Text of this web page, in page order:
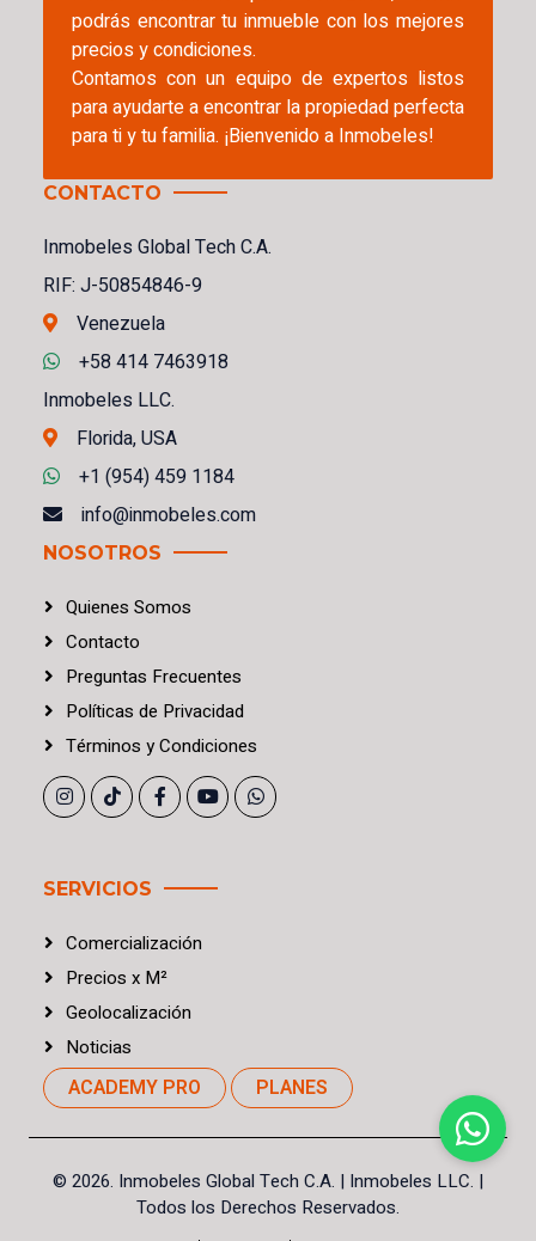
podrás encontrar tu inmueble con los mejores
precios y condiciones.
Contamos con un equipo de expertos listos
para ayudarte a encontrar la propiedad perfecta
para ti y tu familia. ¡Bienvenido a Inmobeles!
CONTACTO
Inmobeles Global Tech C.A.
RIF: J-50854846-9
Venezuela
+58 414 7463918
Inmobeles LLC.
Florida, USA
+1 (954) 459 1184
info@inmobeles.com
NOSOTROS
Quienes Somos
Contacto
Preguntas Frecuentes
Políticas de Privacidad
Términos yCondiciones
SERVICIOS
Comercialización
Precios x M²
Geolocalización
Noticias
ACADEMY PRO PLANES
© 2026. Inmobeles Global Tech C.A. | Inmobeles LLC. |
Todos los Derechos Reservados.